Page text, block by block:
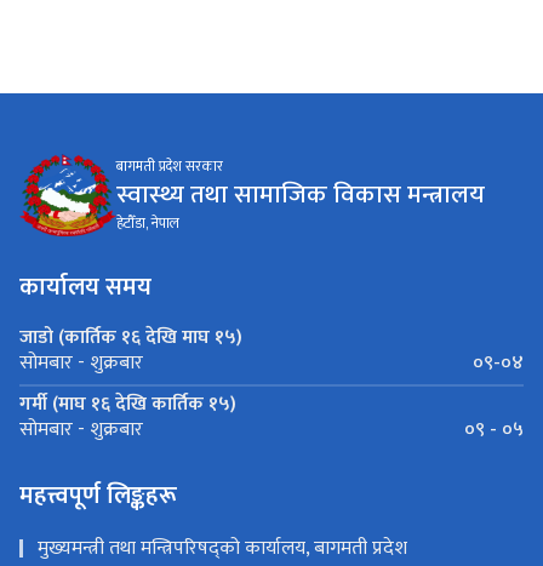
बागमती प्रदेश सरकार
स्वास्थ्य तथा सामाजिक विकास मन्त्रालय
हेटौँडा, नेपाल
कार्यालय समय
जाडो (कार्तिक १६ देखि माघ १५)
सोमबार - शुक्रबार
०९-०४
गर्मी (माघ १६ देखि कार्तिक १५)
सोमबार - शुक्रबार ०९ - ०५
महत्त्वपूर्ण लिङ्कहरू
मुख्यमन्त्री तथा मन्त्रिपरिषद्को कार्यालय, बागमती प्रदेश